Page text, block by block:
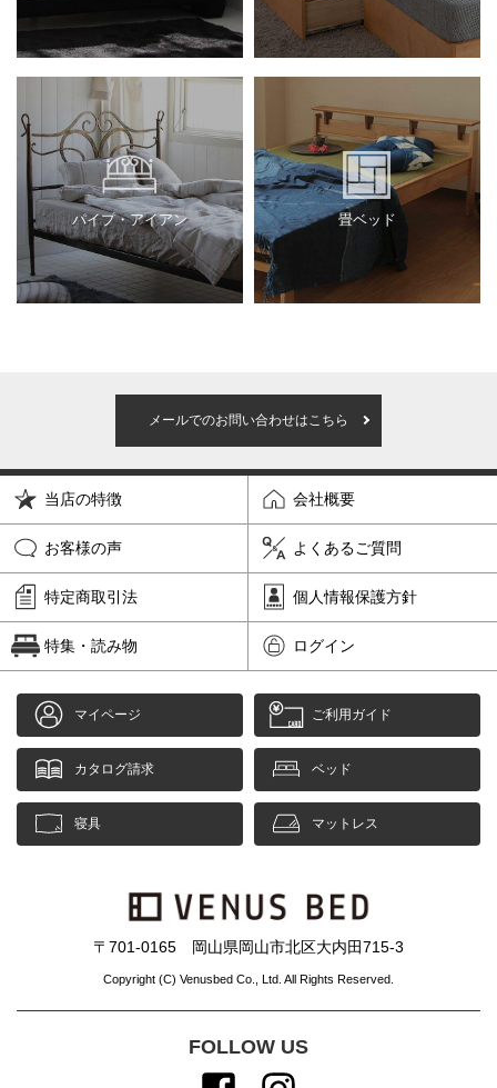
パイプ・アイアン 畳ベッド
メールでのお問い合わせはこちら
当店の特徴 会社概要
お客様の声 よくあるご質問
特定商取引法 個人情報保護方針
特集・読み物 ログイン
マイページ ご利用ガイド
カタログ請求 ベッド
寝具 マットレス
〒701-0165 岡山県岡山市北区大内田715-3
Copyright (C) Venusbed Co., Ltd. All Rights Reserved.
FOLLOW US